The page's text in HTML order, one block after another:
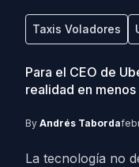
Taxis Voladores
Para el CEO de
realidad en menos
By Andrés Taborda
La tecnología no